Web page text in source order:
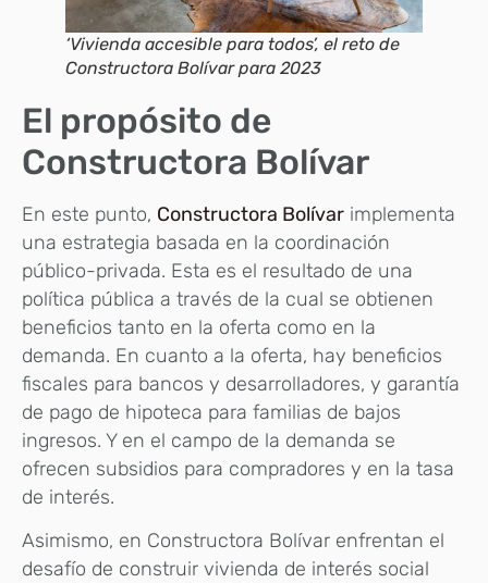
‘Vivienda accesible para todos’, el reto de
Constructora Bolívar para 2023
El propósito de
Constructora Bolívar
En este punto, Constructora Bolívar implementa
una estrategia basada en la coordinación
público-privada. Esta es el resultado de una
política pública a través de la cual se obtienen
beneficios tanto en la oferta como en la
demanda. En cuanto a la oferta, hay beneficios
fiscales para bancos y desarrolladores, y garantía
de pago de hipoteca para familias de bajos
ingresos. Y en el campo de la demanda se
ofrecen subsidios para compradores y en la tasa
de interés.
Asimismo, en Constructora Bolívar enfrentan el
desafío de construir vivienda de interés social